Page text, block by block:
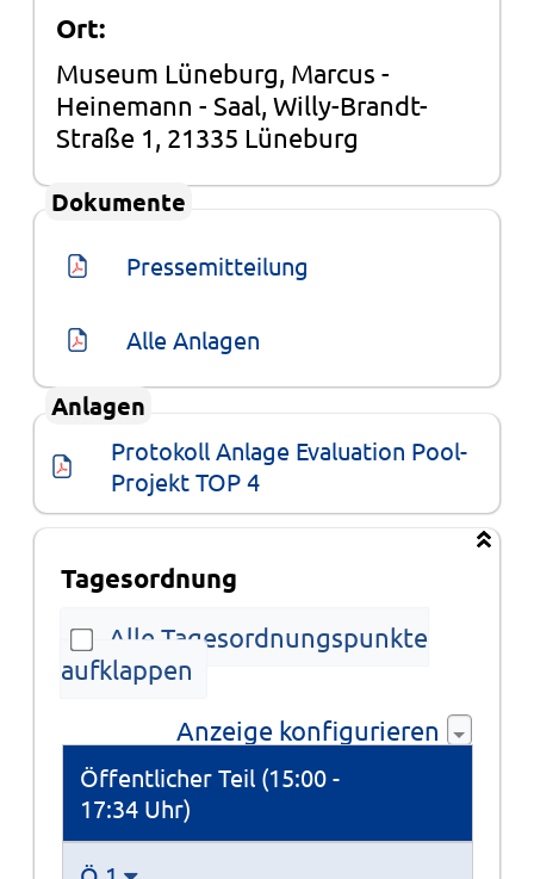
Ort:
Museum Lüneburg, Marcus -
Heinemann - Saal, Willy-Brandt-
Straße 1, 21335 Lüneburg
Dokumente
Pressemitteilung
Alle Anlagen
Anlagen
Protokoll Anlage Evaluation Pool-
Projekt TOP 4
Tagesordnung
Alle Tagesordnungspunkte
aufklappen
Anzeige konfigurieren
Tagesordnung
Öffentlicher Teil (15:00 -
17:34 Uhr)